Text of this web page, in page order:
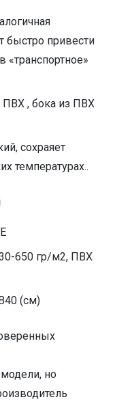
быстро привести
ПВХ , бока из ПВХ
сохраяет
температурах..
650 гр/м2, ПВХ
(см)
но